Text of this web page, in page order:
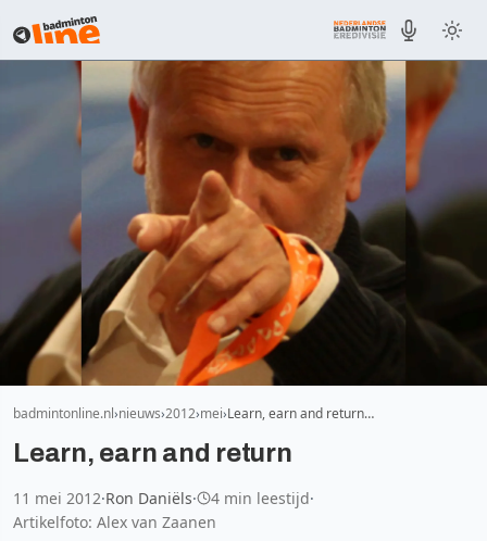
badmintonline.nl nieuws 2012 mei Learn, earn and return…
Learn, earn and return
11 mei 2012·Ron Daniëls· 4 min leestijd·
Artikelfoto: Alex van Zaanen